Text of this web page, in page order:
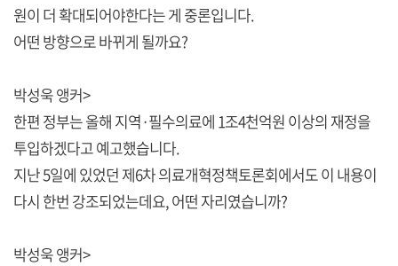
원이 더 확대되어야한다는 게 중론입니다.
어떤 방향으로 바뀌게 될까요?
박성욱 앵커>
한편 정부는 올해 지역·필수의료에 1조4천억원 이상의 재정을
투입하겠다고 예고했습니다.
지난 5일에 있었던 제6차 의료개혁정책토론회에서도 이 내용이
다시 한번 강조되었는데요, 어떤 자리였습니까?
박성욱 앵커>